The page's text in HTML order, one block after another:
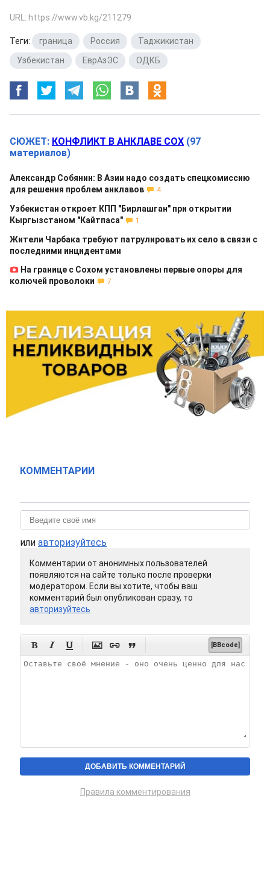
URL: https://www.vb.kg/211279
Теги: граница Россия Таджикистан
Узбекистан
ЕврАзЭС ОДКБ
СЮЖЕТ: КОНФЛИКТ В АНКЛАВЕ СОХ (97
материалов)
Александр Собянин: В Азии надо создать спецкомиссию
для решения проблем анклавов
4
Узбекистан откроет КПП "Бирлашган" при открытии
Кыргызстаном "Кайтпаса"
1
Жители Чарбака требуют патрулировать их село в связи с
последними инцидентами
На границе с Сохом установлены первые опоры для
колючей проволоки
7
КОММЕНТАРИИ
или авторизуйтесь
Комментарии от анонимных пользователей
появляются на сайте только после проверки
модератором. Если вы хотите, чтобы ваш
комментарий был опубликован сразу, то
авторизуйтесь
      [BBcode]
Правила комментирования